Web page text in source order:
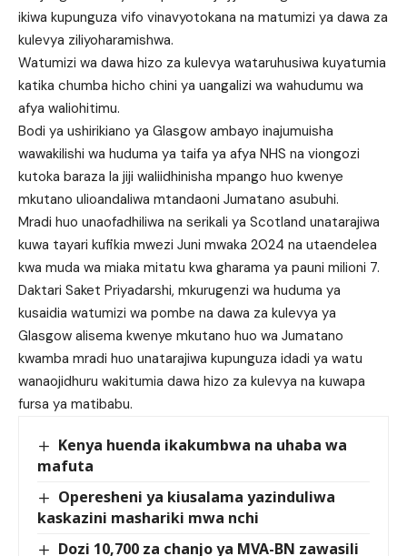
ikiwa kupunguza vifo vinavyotokana na matumizi ya dawa za
kulevya ziliyoharamishwa.
Watumizi wa dawa hizo za kulevya wataruhusiwa kuyatumia
katika chumba hicho chini ya uangalizi wa wahudumu wa
afya waliohitimu.
Bodi ya ushirikiano ya Glasgow ambayo inajumuisha
wawakilishi wa huduma ya taifa ya afya NHS na viongozi
kutoka baraza la jiji waliidhinisha mpango huo kwenye
mkutano ulioandaliwa mtandaoni Jumatano asubuhi.
Mradi huo unaofadhiliwa na serikali ya Scotland unatarajiwa
kuwa tayari kufikia mwezi Juni mwaka 2024 na utaendelea
kwa muda wa miaka mitatu kwa gharama ya pauni milioni 7.
Daktari Saket Priyadarshi, mkurugenzi wa huduma ya
kusaidia watumizi wa pombe na dawa za kulevya ya
Glasgow alisema kwenye mkutano huo wa Jumatano
kwamba mradi huo unatarajiwa kupunguza idadi ya watu
wanaojidhuru wakitumia dawa hizo za kulevya na kuwapa
fursa ya matibabu.
Kenya huenda ikakumbwa na uhaba wa
mafuta
Operesheni ya kiusalama yazinduliwa
kaskazini mashariki mwa nchi
Dozi 10,700 za chanjo ya MVA-BN zawasili